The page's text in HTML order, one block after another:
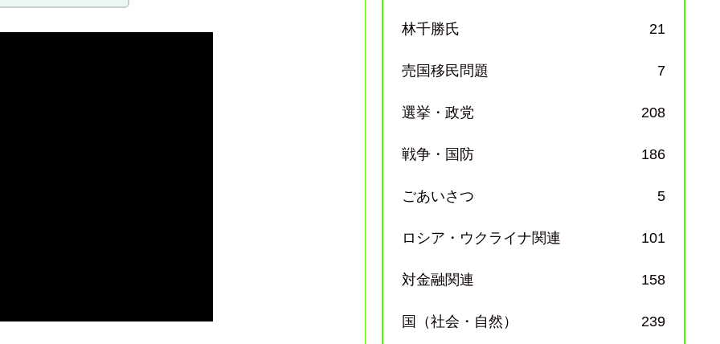
林千勝氏 21
売国移民問題 7
選挙・政党 208
戦争・国防 186
ごあいさつ 5
ロシア・ウクライナ関連 101
対金融関連 158
国（社会・自然） 239